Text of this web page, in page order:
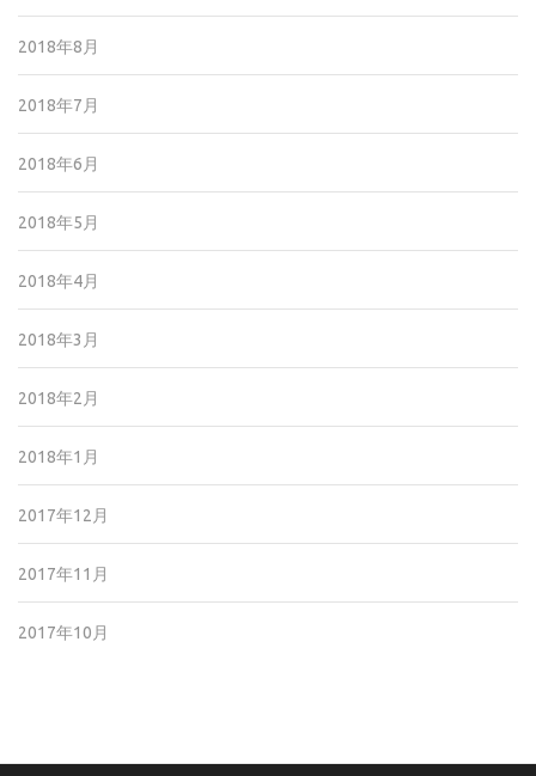
2018年8月
2018年7月
2018年6月
2018年5月
2018年4月
2018年3月
2018年2月
2018年1月
2017年12月
2017年11月
2017年10月